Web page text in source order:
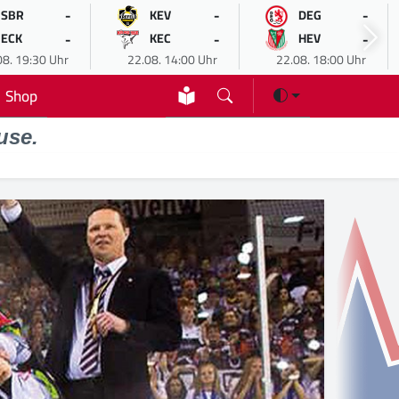
SBR -
ECK -
19:30 Uhr
KEV -
KEC -
22.08. 14:00 Uhr
DEG -
HEV -
22.08. 18:00 Uhr
Shop